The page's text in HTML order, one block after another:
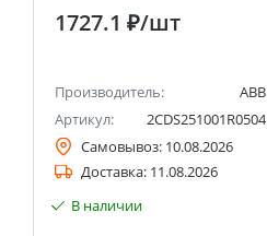
1727.1 ₽/шт
Производитель:
ABB
Артикул:
2CDS251001R0504
Самовывоз: 10.08.2026
Доставка: 11.08.2026
В наличии